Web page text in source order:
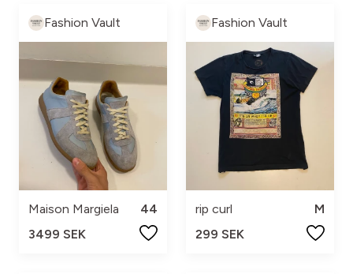
Fashion Vault
Maison Margiela
44
3499 SEK
Fashion Vault
rip curl
M
299 SEK